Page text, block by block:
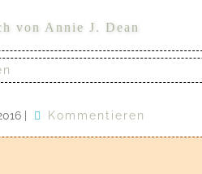
von Annie J. Dean
Kommentieren